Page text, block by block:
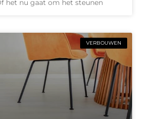
het nu gaat om het steunen
VERBOUWEN